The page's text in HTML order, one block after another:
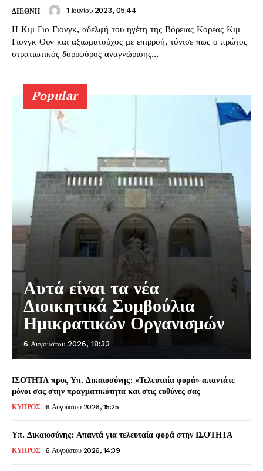
ΔΙΕΘΝΗ 1 Ιουνίου 2023, 05:44
Η Κιμ Γιο Γιονγκ, αδελφή του ηγέτη της Βόρειας Κορέας Κιμ
Γιονγκ Ουν και αξιωματούχος με επιρροή, τόνισε πως ο πρώτος
στρατιωτικός δορυφόρος αναγνώρισης...
Popular
Αυτά είναι τα νέα
Διοικητικά Συμβούλια
Ημικρατικών Οργανισμών
6 Αυγούστου 2026, 18:33
ΙΣΟΤΗΤΑ προς Υπ. Δικαιοσύνης: «Τελευταία φορά» απαντάτε
μόνοι σας στην πραγματικότητα και στις ευθύνες σας
ΚΥΠΡΟΣ 6 Αυγούστου 2026, 15:25
Υπ. Δικαιοσύνης: Απαντά για τελευταία φορά στην ΙΣΟΤΗΤΑ
ΚΥΠΡΟΣ 6 Αυγούστου 2026, 14:39